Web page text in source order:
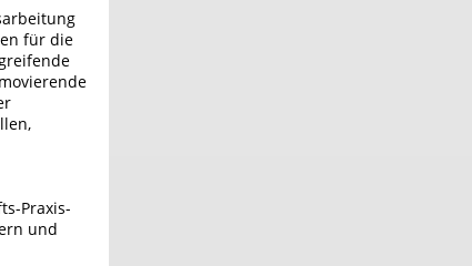
für die
Praxis-
und